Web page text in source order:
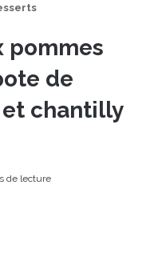
pommes
de
chantilly
de lecture